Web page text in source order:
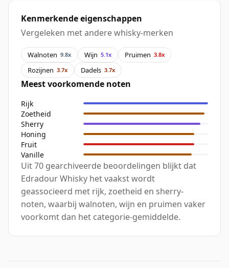
Kenmerkende eigenschappen
Vergeleken met andere whisky-merken
Walnoten 9.8x Wijn 5.1x Pruimen 3.8x
Rozijnen 3.7x Dadels 3.7x
Meest voorkomende noten
Rijk
Zoetheid
Sherry
Honing
Fruit
Vanille
Uit 70 gearchiveerde beoordelingen blijkt dat
Edradour Whisky het vaakst wordt
geassocieerd met rijk, zoetheid en sherry-
noten, waarbij walnoten, wijn en pruimen vaker
voorkomt dan het categorie-gemiddelde.